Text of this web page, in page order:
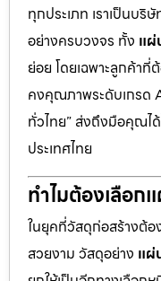
ทุกประเภท เราเป็นบริ
อย่างครบวงจร ทั้ง แผ่
ย่อย โดยเฉพาะลูกค้า
คงคุณภาพระดับเกรด
ทั่วไทย” ส่งถึงมือคุณไ
ประเทศไทย
ทำไมต้องเลือก
ในยุคที่วัสดุก่อสร้างต้
สวยงาม วัสดุอย่าง แผ่